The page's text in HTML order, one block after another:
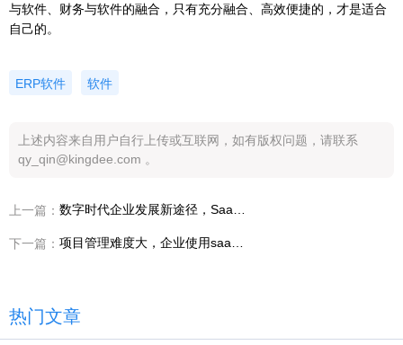
与软件、财务与软件的融合，只有充分融合、高效便捷的，才是适合
自己的。
ERP软件 软件
上述内容来自用户自行上传或互联网，如有版权问题，请联系
qy_qin@kingdee.com 。
上一篇：
下一篇：
热门文章